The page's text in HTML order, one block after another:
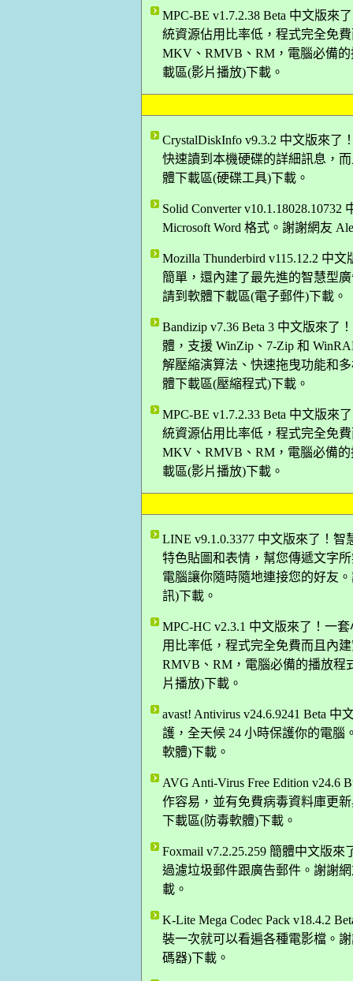
MPC-BE v1.7.2.38 Beta 中文版來
統資源佔用比率低，程式完全免
MKV、RMVB、RM，電腦必備
載區(影片播放)下載。
CrystalDiskInfo v9.3.2 中文版來
快速讀到本機硬碟的詳細訊息，
體下載區(硬碟工具)下載。
Solid Converter
Microsoft Word 格式。謝謝網友
Mozilla Thunderbird v115.12.2 中
簡單，還內建了最先進的智慧型
請到軟體下載區(電子郵件)下載。
Bandizip v7.36 Beta 3 中文版來
體，支援 WinZip、7-Zip 和
解壓縮演算法、快速拖曳功能和
體下載區(壓縮程式)下載。
MPC-BE v1.7.2.33 Beta 中文版來
統資源佔用比率低，程式完全免
MKV、RMVB、RM，電腦必備
載區(影片播放)下載。
LINE v9.1.0.3377 中文版來了！
特色貼圖和表情，幫您傳遞文字
電腦讓你隨時隨地連接您的好友
訊)下載。
MPC-HC v2.3.1 中文版來了！一
用比率低，程式完全免費而且內
RMVB、RM，電腦必備的播放程
片播放)下載。
avast! Antivirus v24.6.9241 Beta
護，全天候 24 小時保護你的電腦
軟體)下載。
AVG Anti-Virus Free Edition v24.6
作容易，並有免費病毒資料庫更
下載區(防毒軟體)下載。
Foxmail v7.2.25.259 簡體中文版
過濾垃圾郵件跟廣告郵件。謝謝
載。
K-Lite Mega Codec Pack v18.4.2
裝一次就可以看遍各種電影檔。
碼器)下載。